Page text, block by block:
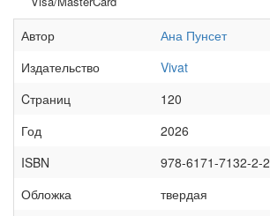
Автор
Ана Пунсет
Издательство
Vivat
Cтраниц
120
Год
2026
ISBN
978-6171-7132-2-2
Обложка
твердая